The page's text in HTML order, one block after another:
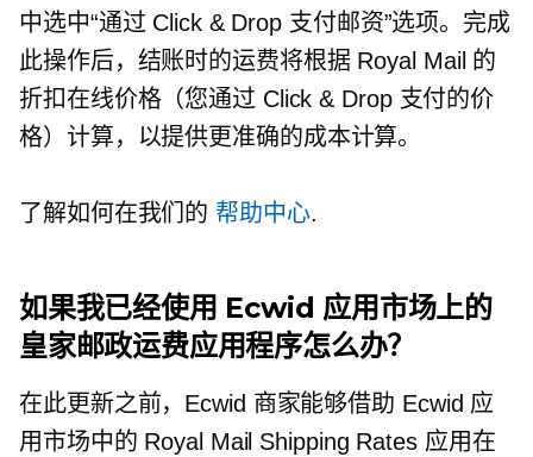
中选中“通过 Click & Drop 支付邮资”选项。完成
此操作后，结账时的运费将根据 Royal Mail 的
折扣在线价格（您通过 Click & Drop 支付的价
格）计算，以提供更准确的成本计算。
了解如何在我们的 帮助中心.
如果我已经使用 Ecwid 应用市场上的
皇家邮政运费应用程序怎么办？
在此更新之前，Ecwid 商家能够借助 Ecwid 应
用市场中的 Royal Mail Shipping Rates 应用在